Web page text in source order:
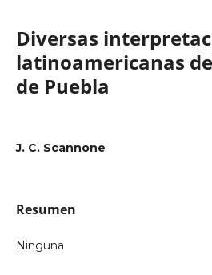
Diversas
latinoamericanas
de Puebla
J. C. Scannone
Resumen
Ninguna